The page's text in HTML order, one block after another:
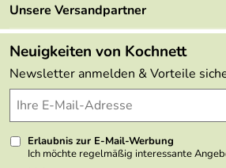
Lieferbedingungen
Kundenlogin
Neu
Kundenbewertungen (48.985)
4,9/5*****
Unsere Versandpartner
Neuigkeiten von Kochnett
Newsletter anmelden & Vorteile
Erlaubnis zur E-Mail-Werbung
Ich möchte regelmäßig interessante